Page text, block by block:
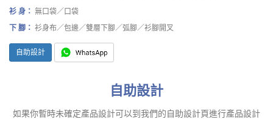
衫 身： 無口袋／口袋
下 腳： 衫身布／包邊／雙層下腳／弧腳／衫腳開叉
自助設計
自助設計
如果你暫時未確定產品設計可以到我們的自助設計頁進行產品設計